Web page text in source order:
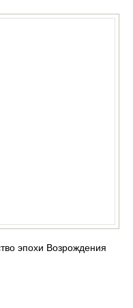
эпохи Возрождения